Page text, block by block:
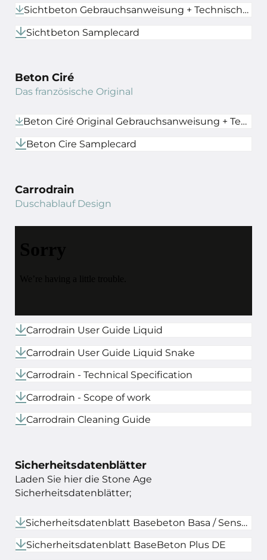
Sichtbeton Gebrauchsanweisung + Technisches Datenblatt
Sichtbeton Samplecard
Beton Ciré
Das französische Original
Beton Ciré Original Gebrauchsanweisung + Technisches Datenblatt
Beton Cire Samplecard
Carrodrain
Duschablauf Design
Carrodrain User Guide Liquid
Carrodrain User Guide Liquid Snake
Carrodrain - Technical Specification
Carrodrain - Scope of work
Carrodrain Cleaning Guide
Sicherheitsdatenblätter
Laden Sie hier die Stone Age
Sicherheitsdatenblätter;
Sicherheitsdatenblatt Basebeton Basa / Sense DE
Sicherheitsdatenblatt BaseBeton Plus DE